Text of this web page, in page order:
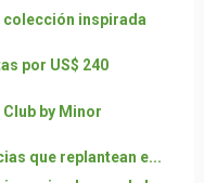
colección inspirada
por US$ 240
by Minor
que replantean e...